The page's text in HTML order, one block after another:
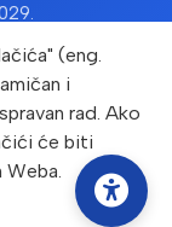
(eng.
i
rad. Ako
će biti
Weba.2026. Sva